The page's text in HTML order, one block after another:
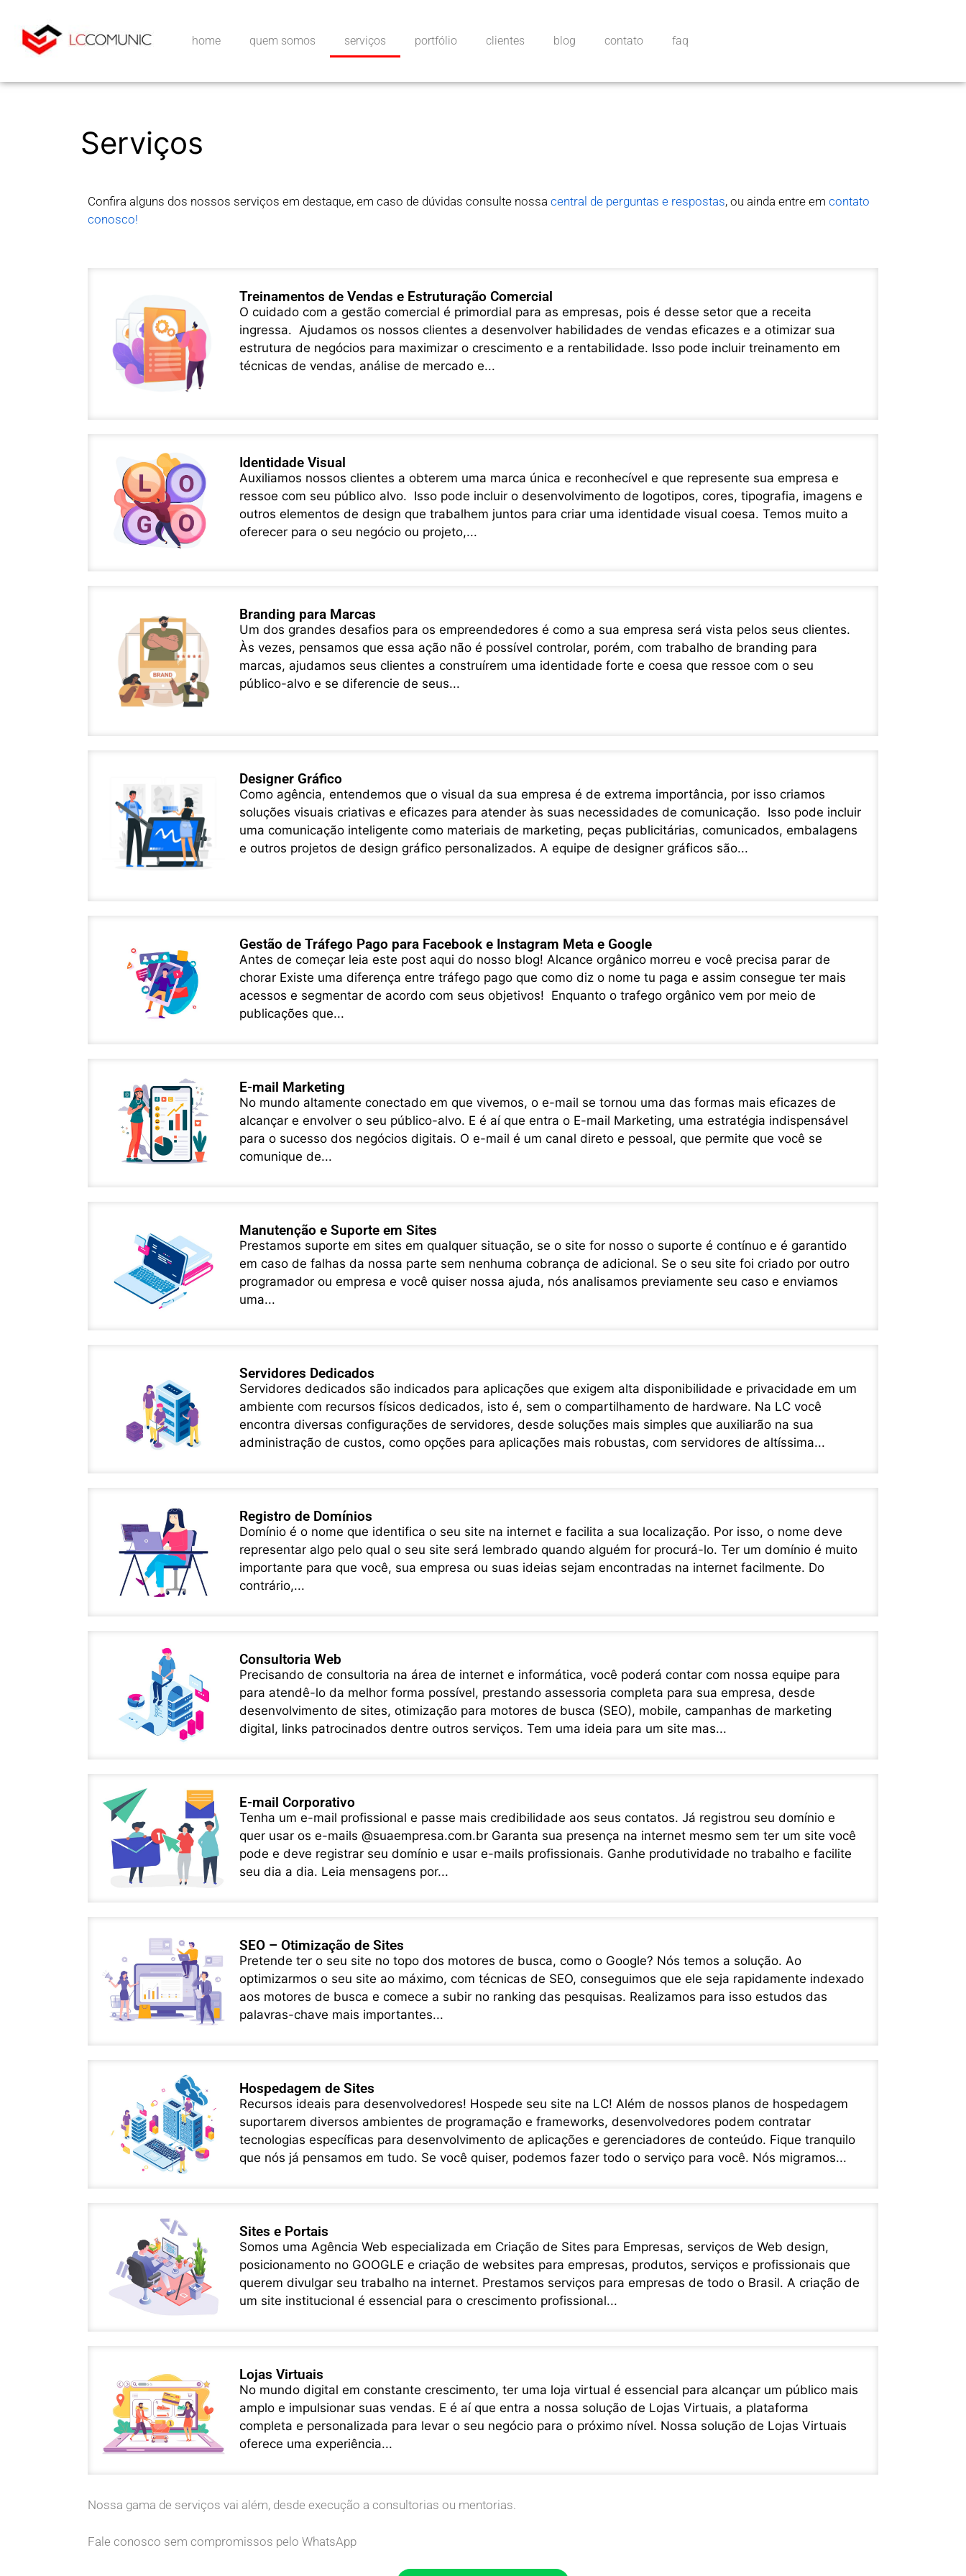
home quem somos serviços portfólio clientes blog contato faq
Serviços
Confira alguns dos nossos serviços em destaque, em caso de dúvidas consulte nossa central de perguntas e respostas, ou ainda entre em contato
conosco!
Treinamentos de Vendas e Estruturação Comercial
O cuidado com a gestão comercial é primordial para as empresas, pois é desse setor que a receita
ingressa. Ajudamos os nossos clientes a desenvolver habilidades de vendas eficazes e a otimizar sua
estrutura de negócios para maximizar o crescimento e a rentabilidade. Isso pode incluir treinamento em
técnicas de vendas, análise de mercado e...
Identidade Visual
Auxiliamos nossos clientes a obterem uma marca única e reconhecível e que represente sua empresa e
ressoe com seu público alvo. Isso pode incluir o desenvolvimento de logotipos, cores, tipografia, imagens e
outros elementos de design que trabalhem juntos para criar uma identidade visual coesa. Temos muito a
oferecer para o seu negócio ou projeto,...
Branding para Marcas
Um dos grandes desafios para os empreendedores é como a sua empresa será vista pelos seus clientes.
Às vezes, pensamos que essa ação não é possível controlar, porém, com trabalho de branding para
marcas, ajudamos seus clientes a construírem uma identidade forte e coesa que ressoe com o seu
público-alvo e se diferencie de seus...
Designer Gráfico
Como agência, entendemos que o visual da sua empresa é de extrema importância, por isso criamos
soluções visuais criativas e eficazes para atender às suas necessidades de comunicação. Isso pode incluir
uma comunicação inteligente como materiais de marketing, peças publicitárias, comunicados, embalagens
e outros projetos de design gráfico personalizados. A equipe de designer gráficos são...
Gestão de Tráfego Pago para Facebook e Instagram Meta e Google
Antes de começar leia este post aqui do nosso blog! Alcance orgânico morreu e você precisa parar de
chorar Existe uma diferença entre tráfego pago que como diz o nome tu paga e assim consegue ter mais
acessos e segmentar de acordo com seus objetivos! Enquanto o trafego orgânico vem por meio de
publicações que...
E-mail Marketing
No mundo altamente conectado em que vivemos, o e-mail se tornou uma das formas mais eficazes de
alcançar e envolver o seu público-alvo. E é aí que entra o E-mail Marketing, uma estratégia indispensável
para o sucesso dos negócios digitais. O e-mail é um canal direto e pessoal, que permite que você se
comunique de...
Manutenção e Suporte em Sites
Prestamos suporte em sites em qualquer situação, se o site for nosso o suporte é contínuo e é garantido
em caso de falhas da nossa parte sem nenhuma cobrança de adicional. Se o seu site foi criado por outro
programador ou empresa e você quiser nossa ajuda, nós analisamos previamente seu caso e enviamos
uma...
Servidores Dedicados
Servidores dedicados são indicados para aplicações que exigem alta disponibilidade e privacidade em um
ambiente com recursos físicos dedicados, isto é, sem o compartilhamento de hardware. Na LC você
encontra diversas configurações de servidores, desde soluções mais simples que auxiliarão na sua
administração de custos, como opções para aplicações mais robustas, com servidores de altíssima...
Registro de Domínios
Domínio é o nome que identifica o seu site na internet e facilita a sua localização. Por isso, o nome deve
representar algo pelo qual o seu site será lembrado quando alguém for procurá-lo. Ter um domínio é muito
importante para que você, sua empresa ou suas ideias sejam encontradas na internet facilmente. Do
contrário,...
Consultoria Web
Precisando de consultoria na área de internet e informática, você poderá contar com nossa equipe para
para atendê-lo da melhor forma possível, prestando assessoria completa para sua empresa, desde
desenvolvimento de sites, otimização para motores de busca (SEO), mobile, campanhas de marketing
digital, links patrocinados dentre outros serviços. Tem uma ideia para um site mas...
E-mail Corporativo
Tenha um e-mail profissional e passe mais credibilidade aos seus contatos. Já registrou seu domínio e
quer usar os e-mails @suaempresa.com.br Garanta sua presença na internet mesmo sem ter um site você
pode e deve registrar seu domínio e usar e-mails profissionais. Ganhe produtividade no trabalho e facilite
seu dia a dia. Leia mensagens por...
SEO – Otimização de Sites
Pretende ter o seu site no topo dos motores de busca, como o Google? Nós temos a solução. Ao
optimizarmos o seu site ao máximo, com técnicas de SEO, conseguimos que ele seja rapidamente indexado
aos motores de busca e comece a subir no ranking das pesquisas. Realizamos para isso estudos das
palavras-chave mais importantes...
Hospedagem de Sites
Recursos ideais para desenvolvedores! Hospede seu site na LC! Além de nossos planos de hospedagem
suportarem diversos ambientes de programação e frameworks, desenvolvedores podem contratar
tecnologias específicas para desenvolvimento de aplicações e gerenciadores de conteúdo. Fique tranquilo
que nós já pensamos em tudo. Se você quiser, podemos fazer todo o serviço para você. Nós migramos...
Sites e Portais
Somos uma Agência Web especializada em Criação de Sites para Empresas, serviços de Web design,
posicionamento no GOOGLE e criação de websites para empresas, produtos, serviços e profissionais que
querem divulgar seu trabalho na internet. Prestamos serviços para empresas de todo o Brasil. A criação de
um site institucional é essencial para o crescimento profissional...
Lojas Virtuais
No mundo digital em constante crescimento, ter uma loja virtual é essencial para alcançar um público mais
amplo e impulsionar suas vendas. E é aí que entra a nossa solução de Lojas Virtuais, a plataforma
completa e personalizada para levar o seu negócio para o próximo nível. Nossa solução de Lojas Virtuais
oferece uma experiência...
Nossa gama de serviços vai além, desde execução a consultorias ou mentorias.
Fale conosco sem compromissos pelo WhatsApp